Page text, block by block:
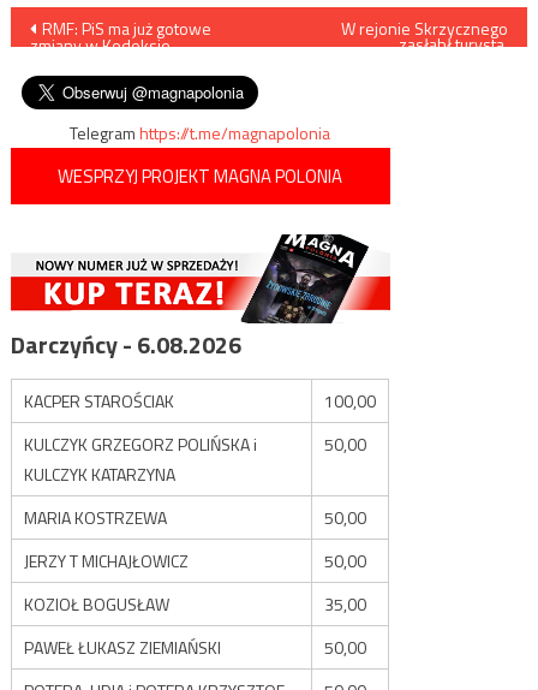
Nawigacja
wpisu
RMF: PiS ma już gotowe
zmiany w Kodeksie
W rejonie Skrzycznego
zasłabł turysta,
Telegramhttps://t.me/magnapolonia
WESPRZYJ PROJEKT MAGNA POLONIA
Darczyńcy - 6.08.2026
KACPER STAROŚCIAK
100,00
KULCZYK GRZEGORZ POLIŃSKA i
KULCZYK KATARZYNA
50,00
MARIA KOSTRZEWA
50,00
JERZY T MICHAJŁOWICZ
50,00
KOZIOŁ BOGUSŁAW
35,00
PAWEŁ ŁUKASZ ZIEMIAŃSKI
50,00